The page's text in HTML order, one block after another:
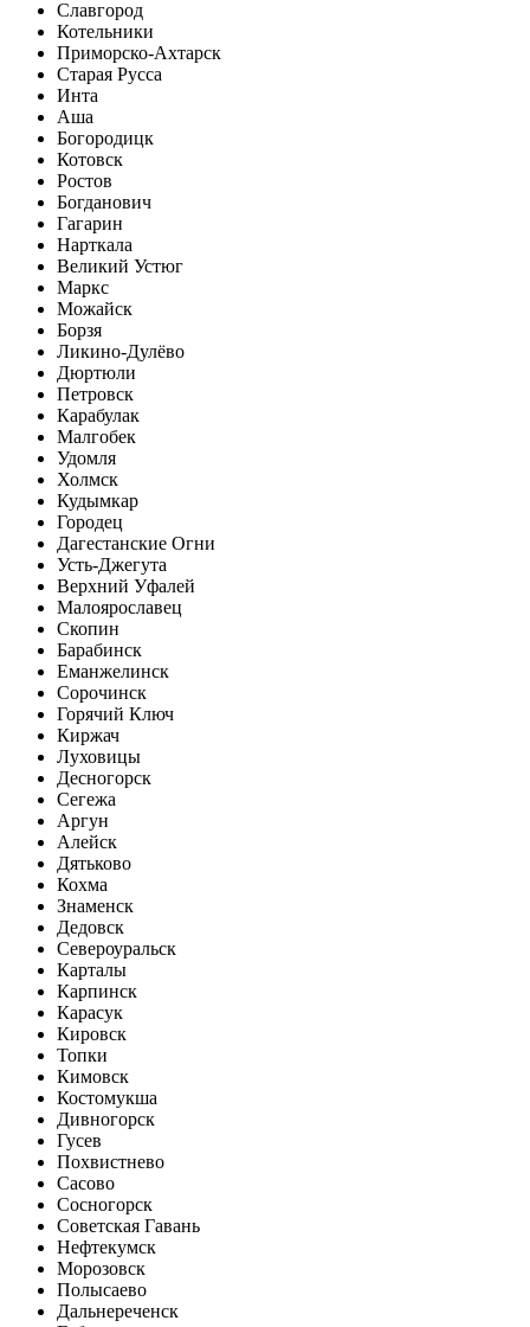
Славгород
Котельники
Приморско-Ахтарск
Старая Русса
Инта
Аша
Богородицк
Котовск
Ростов
Богданович
Гагарин
Нарткала
Великий Устюг
Маркс
Можайск
Борзя
Ликино-Дулёво
Дюртюли
Петровск
Карабулак
Малгобек
Удомля
Холмск
Кудымкар
Городец
Дагестанские Огни
Усть-Джегута
Верхний Уфалей
Малоярославец
Скопин
Барабинск
Еманжелинск
Сорочинск
Горячий Ключ
Киржач
Луховицы
Десногорск
Сегежа
Аргун
Алейск
Дятьково
Кохма
Знаменск
Дедовск
Североуральск
Карталы
Карпинск
Карасук
Кировск
Топки
Кимовск
Костомукша
Дивногорск
Гусев
Похвистнево
Сасово
Сосногорск
Советская Гавань
Нефтекумск
Морозовск
Полысаево
Дальнереченск